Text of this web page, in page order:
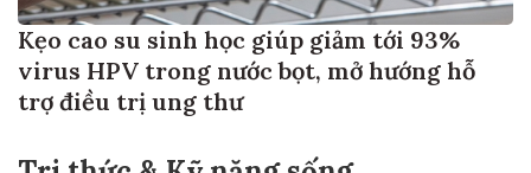
Kẹo cao su sinh học giúp giảm tới 93%
virus HPV trong nước bọt, mở hướng hỗ
trợ điều trị ung thư